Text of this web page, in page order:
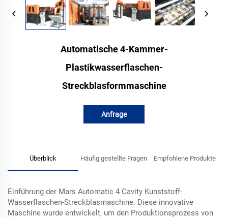
Automatische 4-Kammer-
Plastikwasserflaschen-
Streckblasformmaschine
Anfrage
Überblick Häufig gestellte Fragen Empfohlene Produkte
Einführung der Mars Automatic 4 Cavity Kunststoff-
Wasserflaschen-Streckblasmaschine. Diese innovative
Maschine wurde entwickelt, um den Produktionsprozess von